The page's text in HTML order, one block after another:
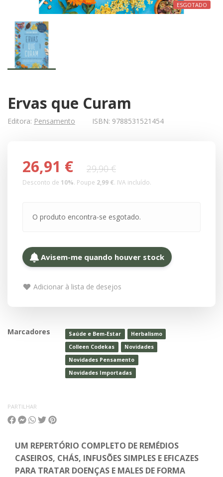
ESGOTADO
Ervas que Curam
Editora: Pensamento ISBN: 9788531521454
26,91 € 29,90 €
Desconto de 10%. Poupe 2,99 €. IVA incluído.
O produto encontra-se esgotado.
Avisem-me quando houver stock
Adicionar à lista de desejos
Marcadores Saúde e Bem-Estar
Herbalismo
Colleen Codekas
Novidades
Novidades Pensamento
Novidades Importadas
PARTILHAR
UM REPERTÓRIO COMPLETO DE REMÉDIOS
CASEIROS, CHÁS, INFUSÕES SIMPLES E EFICAZES
PARA TRATAR DOENÇAS E MALES DE FORMA